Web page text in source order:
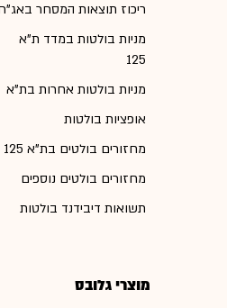
ריכוז תוצאות המסחר
מניות בולטות במדד ת"א
125
מניות בולטות אחרות בת"א
אופציות בולטות
מחזורים בולטים בת"א 125
מחזורים בולטים נוספים
תשואות דיבידנד בולטות
מוצרי גלובס